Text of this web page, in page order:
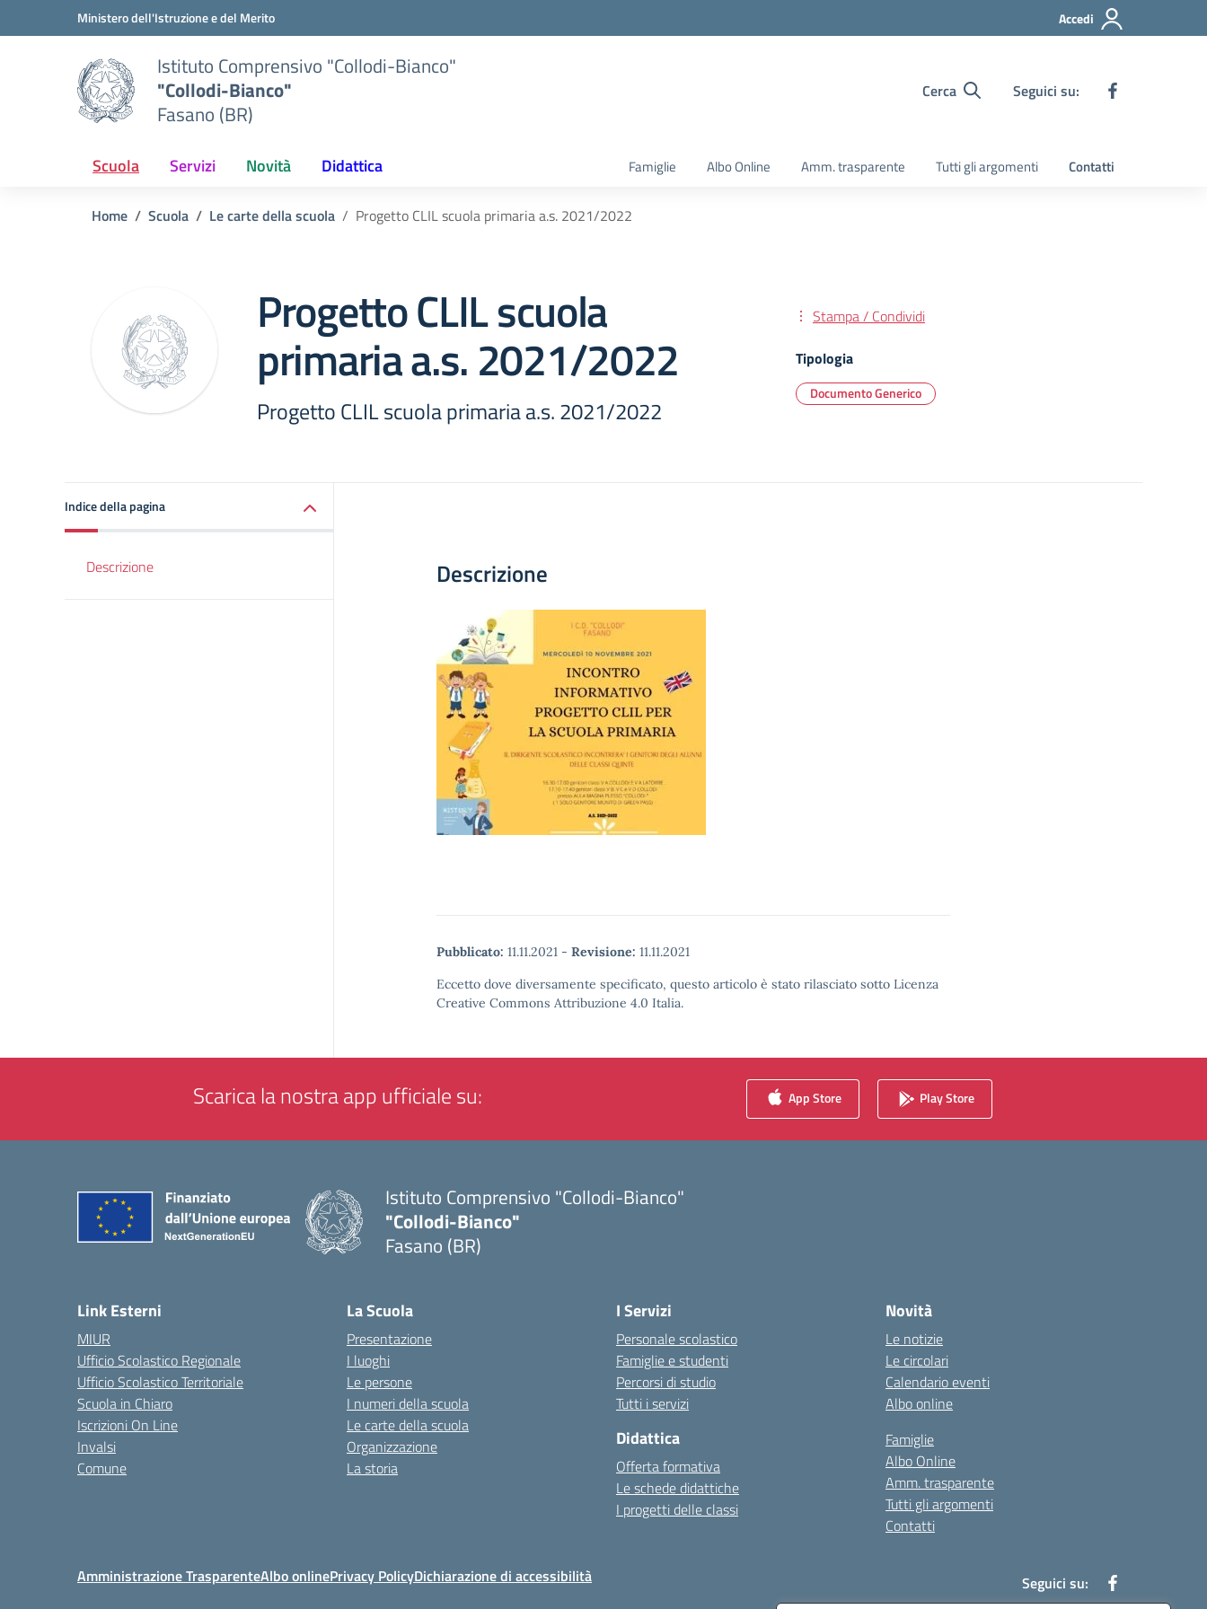
Vai ai contenuti
Vai al menu di navigazioneMinistero dell'Istruzione e del Merito Accedi
Istituto Comprensivo "Collodi-Bianco"
"Collodi-Bianco"
Fasano (BR)
Cerca Seguici su:
Scuola Servizi Novità Didattica Famiglie Albo Online Amm. trasparente Tutti gli argomenti Contatti
Home Scuola Le carte della scuola Progetto CLIL scuola primaria a.s. 2021/2022
Progetto CLIL scuola
primaria a.s. 2021/2022
Progetto CLIL scuola primaria a.s. 2021/2022
Stampa / Condividi
Tipologia
Documento Generico
Indice della pagina
Descrizione Descrizione
Pubblicato: 11.11.2021 - Revisione: 11.11.2021
Eccetto dove diversamente specificato, questo articolo è stato rilasciato sotto Licenza
Creative Commons Attribuzione 4.0 Italia.
Scarica la nostra app ufficiale su: App Store Play Store
Istituto Comprensivo "Collodi-Bianco"
"Collodi-Bianco"
Fasano (BR)
Link Esterni
MIUR
Ufficio Scolastico Regionale
Ufficio Scolastico Territoriale
Scuola in Chiaro
Iscrizioni On Line
Invalsi
Comune
La Scuola
Presentazione
I luoghi
Le persone
I numeri della scuola
Le carte della scuola
Organizzazione
La storia
I Servizi
Personale scolastico
Famiglie e studenti
Percorsi di studio
Tutti i servizi
Didattica
Offerta formativa
Le schede didattiche
I progetti delle classi
Novità
Le notizie
Le circolari
Calendario eventi
Albo online
Famiglie
Albo Online
Amm. trasparente
Tutti gli argomenti
Contatti
Amministrazione TrasparenteAlbo onlinePrivacy PolicyDichiarazione di accessibilità Seguici su: